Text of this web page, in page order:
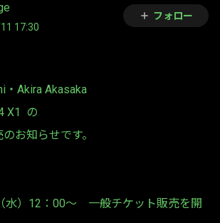
17:30
フォロー
・Akira Akasaka
X1 の
お知らせです。
水）12：00〜 一般チケット販売を開